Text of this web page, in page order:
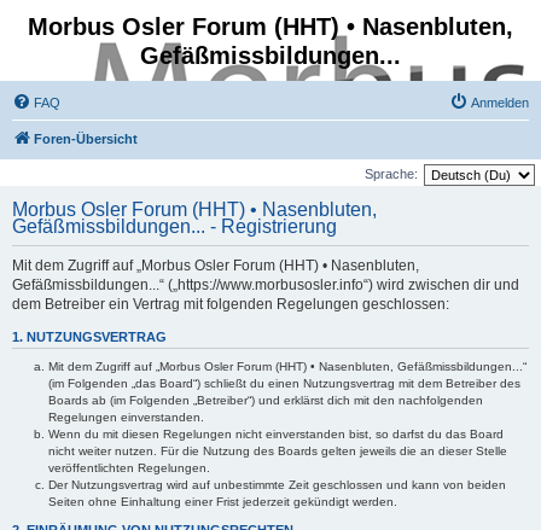
Morbus Osler Forum (HHT) • Nasenbluten,
Gefäßmissbildungen...
FAQ Anmelden
Foren-Übersicht
Sprache:
Morbus Osler Forum (HHT) • Nasenbluten,
Gefäßmissbildungen... - Registrierung
Mit dem Zugriff auf „Morbus Osler Forum (HHT) • Nasenbluten,
Gefäßmissbildungen...“ („https://www.morbusosler.info“) wird zwischen dir und
dem Betreiber ein Vertrag mit folgenden Regelungen geschlossen:
1. NUTZUNGSVERTRAG
Mit dem Zugriff auf „Morbus Osler Forum (HHT) • Nasenbluten, Gefäßmissbildungen...“
(im Folgenden „das Board“) schließt du einen Nutzungsvertrag mit dem Betreiber des
Boards ab (im Folgenden „Betreiber“) und erklärst dich mit den nachfolgenden
Regelungen einverstanden.
Wenn du mit diesen Regelungen nicht einverstanden bist, so darfst du das Board
nicht weiter nutzen. Für die Nutzung des Boards gelten jeweils die an dieser Stelle
veröffentlichten Regelungen.
Der Nutzungsvertrag wird auf unbestimmte Zeit geschlossen und kann von beiden
Seiten ohne Einhaltung einer Frist jederzeit gekündigt werden.